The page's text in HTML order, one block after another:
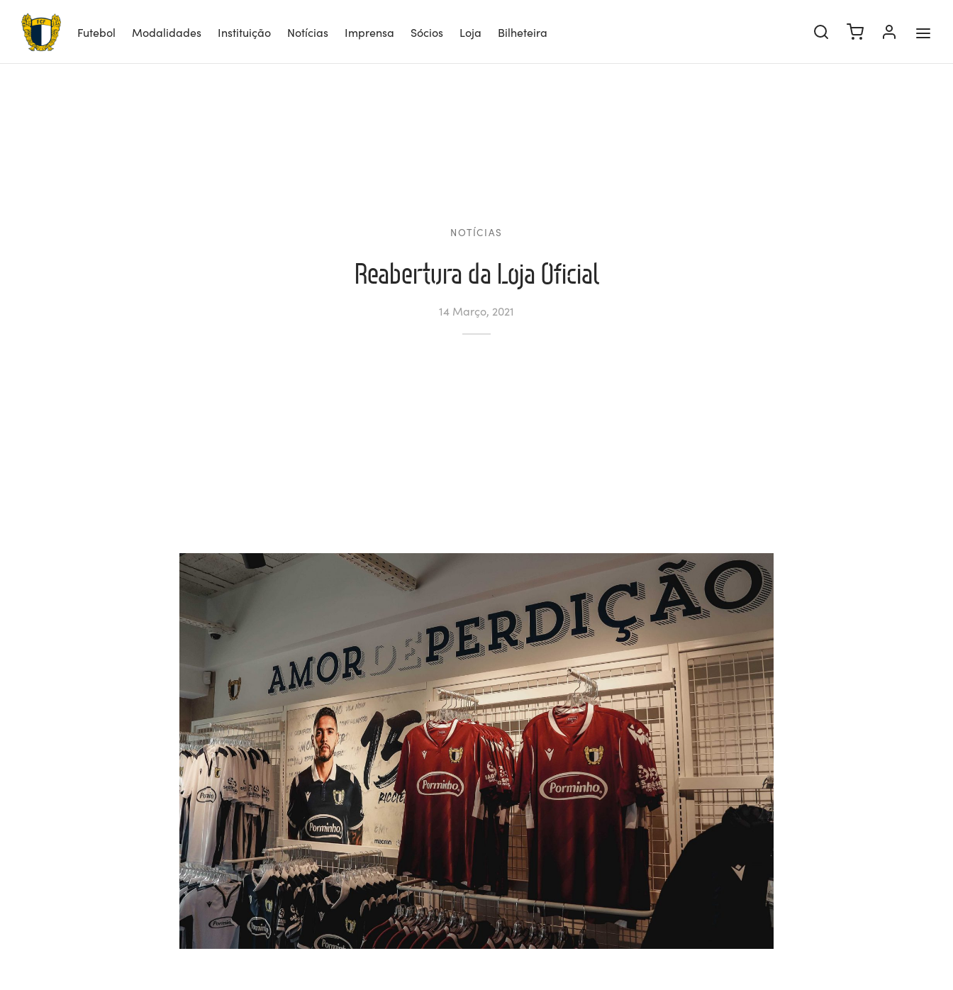
Futebol Modalidades Instituição Notícias Imprensa Sócios Loja Bilheteira
NOTÍCIAS
Reabertura da Loja Oficial
14 Março, 2021